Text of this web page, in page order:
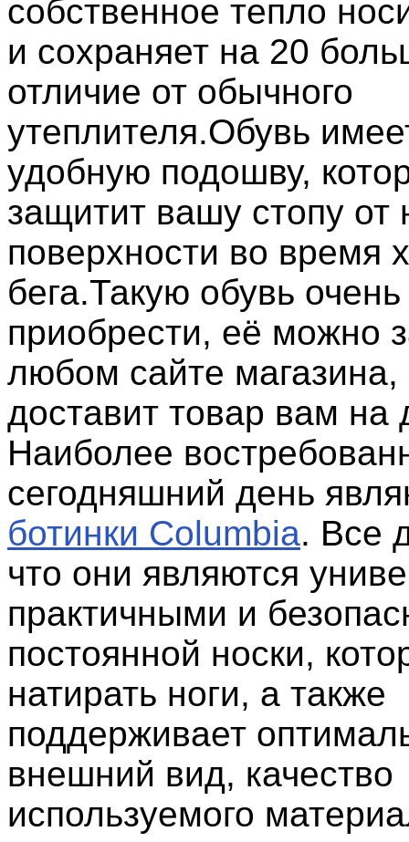
собственное тепло
и сохраняет на 20
отличие от обычного
утеплителя.Обувь
удобную подошву,
защитит вашу стопу от
поверхности во время
бега.Такую обувь очень
приобрести, её можно
любом сайте магазина,
доставит товар вам на
Наиболее
сегодняшний день
ботинки Columbia. Все
что они являются
практичными и
постоянной носки,
натирать ноги, а также
поддерживает
внешний вид, качество
используемого